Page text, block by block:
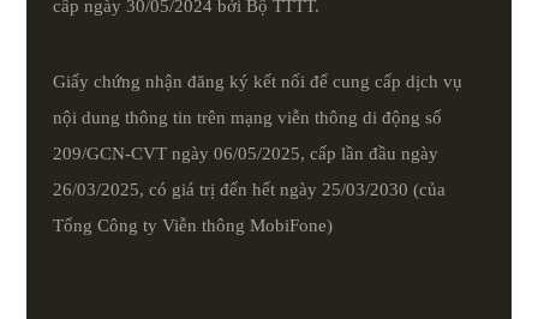
cấp ngày 30/05/2024 bởi Bộ TTTT.
Giấy chứng nhận đăng ký kết nối để cung cấp dịch vụ
nội dung thông tin trên mạng viễn thông di động số
209/GCN-CVT ngày 06/05/2025, cấp lần đầu ngày
26/03/2025, có giá trị đến hết ngày 25/03/2030 (của
Tổng Công ty Viễn thông MobiFone)